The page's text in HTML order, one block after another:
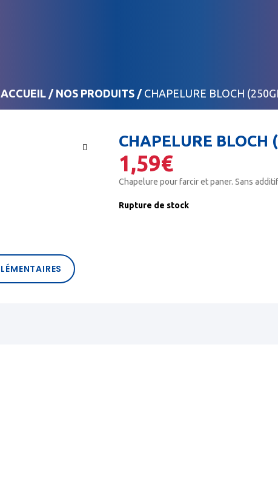
ACCUEIL/ NOS PRODUITS/ CHAPELURE BLOCH
CHAPELURE BLOCH
1,59€
Chapelure pour farcir et paner. Sans
Rupture de stock